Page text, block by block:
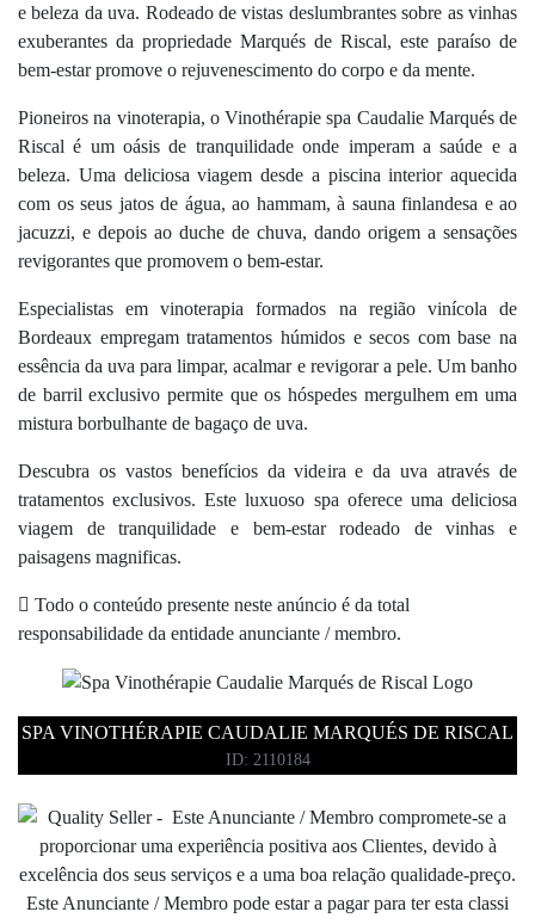
e beleza da uva. Rodeado de vistas deslumbrantes sobre as vinhas
exuberantes da propriedade Marqués de Riscal, este paraíso de
bem-estar promove o rejuvenescimento do corpo e da mente.
Pioneiros na vinoterapia, o Vinothérapie spa Caudalie Marqués de
Riscal é um oásis de tranquilidade onde imperam a saúde e a
beleza. Uma deliciosa viagem desde a piscina interior aquecida
com os seus jatos de água, ao hammam, à sauna finlandesa e ao
jacuzzi, e depois ao duche de chuva, dando origem a sensações
revigorantes que promovem o bem-estar.
Especialistas em vinoterapia formados na região vinícola de
Bordeaux empregam tratamentos húmidos e secos com base na
essência da uva para limpar, acalmar e revigorar a pele. Um banho
de barril exclusivo permite que os hóspedes mergulhem em uma
mistura borbulhante de bagaço de uva.
Descubra os vastos benefícios da videira e da uva através de
tratamentos exclusivos. Este luxuoso spa oferece uma deliciosa
viagem de tranquilidade e bem-estar rodeado de vinhas e
paisagens magnificas.
Todo o conteúdo presente neste anúncio é da total
responsabilidade da entidade anunciante / membro.
SPA VINOTHÉRAPIE CAUDALIE MARQUÉS DE RISCAL
ID: 2110184